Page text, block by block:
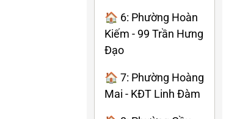
🏠 6: Phường Hoàn
Kiếm - 99 Trần Hưng
Đạo
🏠 7: Phường Hoàng
Mai - KĐT Linh Đàm